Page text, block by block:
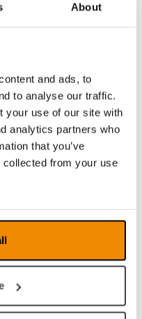
About
and ads, to
to analyse our traffic.
your use of our site with
analytics partners who
that you’ve
collected from your use
Monitor
Details
ebenso stabil
ist so
gut aussieht,
wurde speziell
Schärfe